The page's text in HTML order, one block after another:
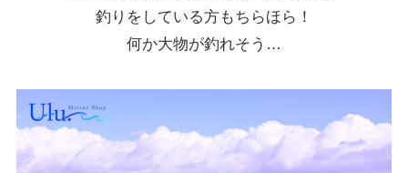
釣りをしている方もちらほら！
何か大物が釣れそう…